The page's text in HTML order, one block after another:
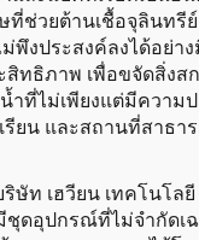
ช่วยต้านเชื้อจุลินท
พึงประสงค์ลงได้อย่า
สิทธิภาพ เพื่อขจัดสิ่
ไม่เพียงแต่มีควา
รียน และสถานที่สาธา
ท เฮวียน เทคโนโ
อุปกรณ์ที่ไม่จำกัด